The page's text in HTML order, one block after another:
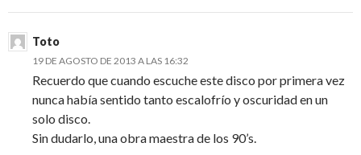
Toto
19 DE AGOSTO DE 2013 A LAS 16:32
Recuerdo que cuando escuche este disco por primera vez
nunca había sentido tanto escalofrío y oscuridad en un
solo disco.
Sin dudarlo, una obra maestra de los 90’s.